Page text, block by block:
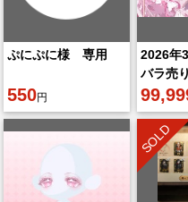
ぷにぷに様 専用
550円
2026年
バラ売り
SOLD